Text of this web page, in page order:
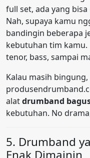
full set, ada yang
Nah, supaya kamu
bandingin beberapa
kebutuhan tim
tenor, bass, sampai
Kalau masih
alatdrumband
kebutuhan. No
5. Drumband
Enak Dimainin